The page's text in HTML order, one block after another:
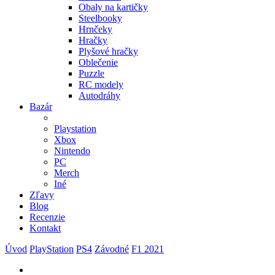
Obaly na kartičky
Steelbooky
Hrnčeky
Hračky
Plyšové hračky
Oblečenie
Puzzle
RC modely
Autodráhy
Bazár
Playstation
Xbox
Nintendo
PC
Merch
Iné
Zľavy
Blog
Recenzie
Kontakt
Úvod PlayStation PS4 Závodné F1 2021